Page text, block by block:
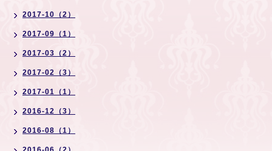
2017-10（2）
2017-09（1）
2017-03（2）
2017-02（3）
2017-01（1）
2016-12（3）
2016-08（1）